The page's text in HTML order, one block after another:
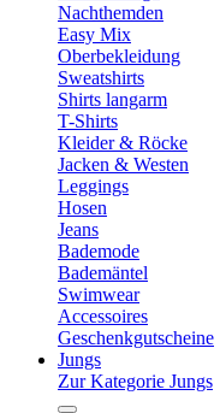
Nachthemden
Easy Mix
Oberbekleidung
Sweatshirts
Shirts langarm
T-Shirts
Kleider & Röcke
Jacken & Westen
Leggings
Hosen
Jeans
Bademode
Bademäntel
Swimwear
Accessoires
Geschenkgutscheine
Jungs
Zur Kategorie Jungs